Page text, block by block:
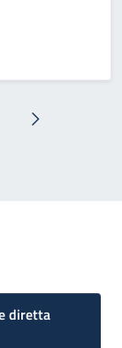
Pagina
diretta